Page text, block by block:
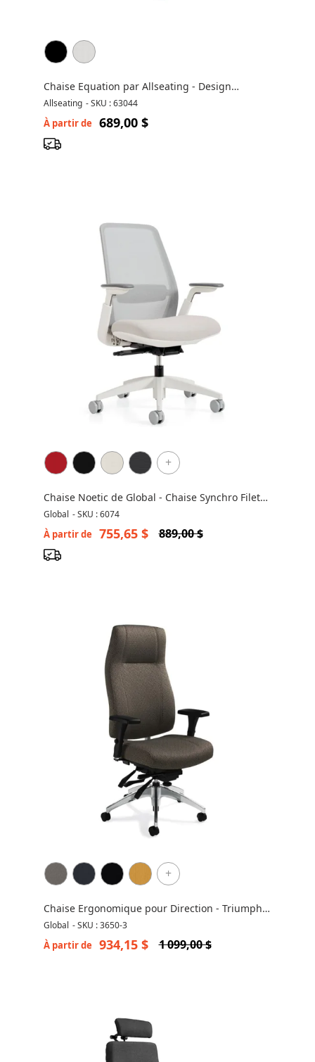
Chaise Equation par Allseating - Design
Ergonomique
Allseating -SKU : 63044
À partir de 689,00 $
+
Chaise Noetic de Global - Chaise Synchro Filet
6074
Global -SKU : 6074
À partir de 755,65 $ 889,00 $
+
Chaise Ergonomique pour Direction - Triumph
3D 3650-3
Global -SKU : 3650-3
À partir de 934,15 $ 1 099,00 $